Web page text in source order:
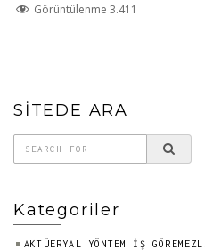
Görüntülenme 3.411
SİTEDE ARA
Kategoriler
AKTÜERYAL YÖNTEM İŞ